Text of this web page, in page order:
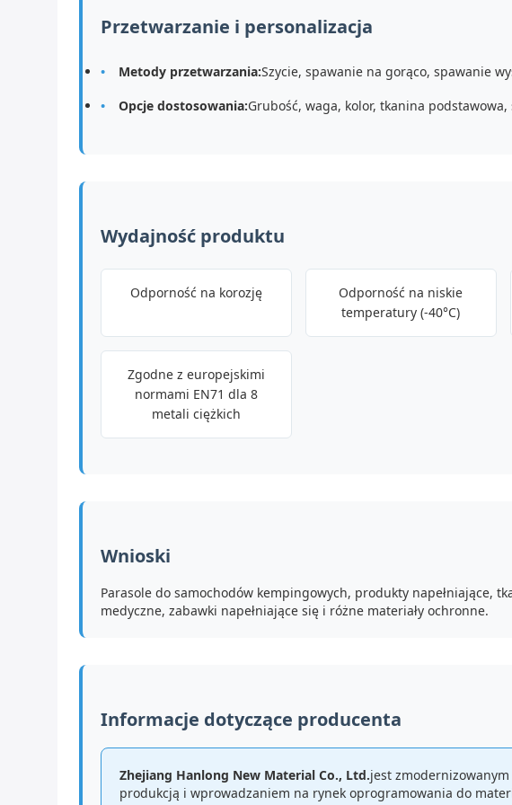
Przetwarzanie i personalizacja
Metody przetwarzania:Szycie, spawanie na gorąco, spawanie
Opcje dostosowania:Grubość, waga, kolor, tkanina
Wydajność produktu
Odporność na korozję
Odporność na niskie
temperatury (-40°C)
Zgodne z europejskimi
normami EN71 dla 8
metali ciężkich
Wnioski
Parasole do samochodów kempingowych, produkty napełniające,
medyczne, zabawki napełniające się i różne materiały ochronne.
Informacje dotyczące producenta
Zhejiang Hanlong New Material Co., Ltd.jest
produkcją i wprowadzaniem na rynek oprogramowania do